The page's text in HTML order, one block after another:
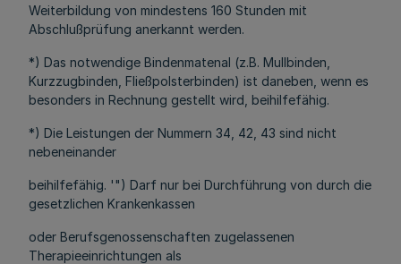
Weiterbildung von mindestens 160 Stunden mit
Abschlußprüfung anerkannt werden.
*) Das notwendige Bindenmatenal (z.B. Mullbinden,
Kurzzugbinden, Fließpolsterbinden) ist daneben, wenn es
besonders in Rechnung gestellt wird, beihilfefähig.
*) Die Leistungen der Nummern 34, 42, 43 sind nicht
nebeneinander
beihilfefähig. '") Darf nur bei Durchführung von durch die
gesetzlichen Krankenkassen
oder Berufsgenossenschaften zugelassenen
Therapieeinrichtungen als